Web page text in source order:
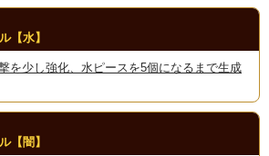
【水】
を少し強化、水ピースを5個になるまで生成
【闇】